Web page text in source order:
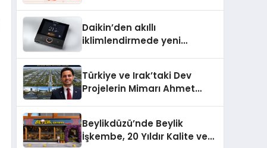
Daikin’den akıllı
iklimlendirmede yeni
Türkiye ve Irak’taki Dev
Projelerin Mimarı Ahmet
Holding Industrial City”
Projesini Hayata Geçirecek
Beylikdüzü’nde Beylik
İşkembe, 20 Yıldır Kalite ve